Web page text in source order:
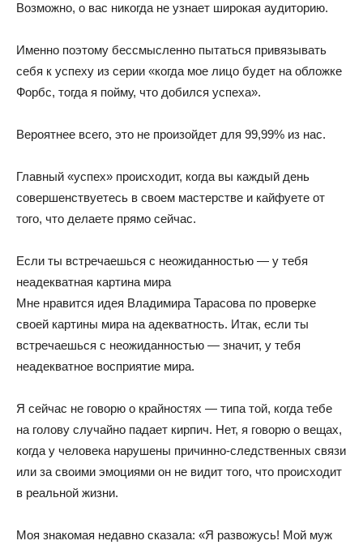
Возможно, о вас никогда не узнает широкая аудиторию.
Именно поэтому бессмысленно пытаться привязывать
себя к успеху из серии «когда мое лицо будет на обложке
Форбс, тогда я пойму, что добился успеха».
Вероятнее всего, это не произойдет для 99,99% из нас.
Главный «успех» происходит, когда вы каждый день
совершенствуетесь в своем мастерстве и кайфуете от
того, что делаете прямо сейчас.
Если ты встречаешься с неожиданностью — у тебя
неадекватная картина мира
Мне нравится идея Владимира Тарасова по проверке
своей картины мира на адекватность. Итак, если ты
встречаешься с неожиданностью — значит, у тебя
неадекватное восприятие мира.
Я сейчас не говорю о крайностях — типа той, когда тебе
на голову случайно падает кирпич. Нет, я говорю о вещах,
когда у человека нарушены причинно-следственных связи
или за своими эмоциями он не видит того, что происходит
в реальной жизни.
Моя знакомая недавно сказала: «Я развожусь! Мой муж